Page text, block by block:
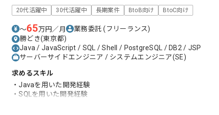
20代活躍中 30代活躍中 長期案件 BtoB向け BtoC向け
〜65万円／月 業務委託(フリーランス)
勝どき(東京都)
Java / JavaScript / SQL / Shell / PostgreSQL / DB2 / JSP
サーバーサイドエンジニア / システムエンジニア(SE)
求めるスキル
・Javaを用いた開発経験
・SQLを用いた開発経験